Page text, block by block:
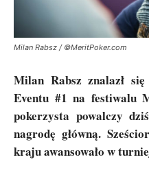
Milan Rabsz / ©MeritPoker.com
Milan Rabsz znalazł
Eventu #1 na festiwalu
pokerzysta powalczy
nagrodę główną.
kraju awansowało w